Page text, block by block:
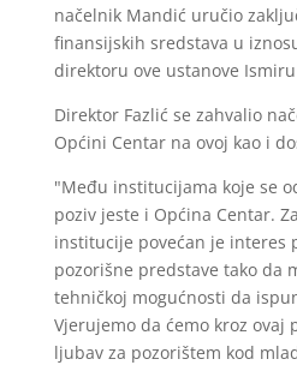
načelnik Mandić uručio
finansijskih sredstava u
direktoru ove ustanove
Direktor Fazlić se zahvalio
Općini Centar na ovoj kao i
"Među institucijama koje se
poziv jeste i Općina Centar.
institucije povećan je interes
pozorišne predstave tako da
tehničkoj mogućnosti da
Vjerujemo da ćemo kroz ovaj
ljubav za pozorištem kod